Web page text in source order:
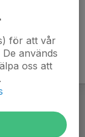
för att vår
används
oss att